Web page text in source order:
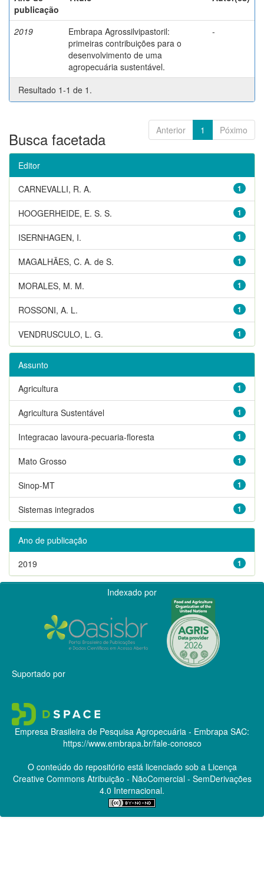
publicação
2019
Embrapa Agrossilvipastoril:
primeiras contribuições para o
desenvolvimento de uma
agropecuária sustentável.
-
Resultado 1-1 de 1.
Anterior 1 Póximo
Busca facetada
Editor
1
CARNEVALLI, R. A.
1
HOOGERHEIDE, E. S. S.
1
ISERNHAGEN, I.
1
MAGALHÃES, C. A. de S.
1
MORALES, M. M.
1
ROSSONI, A. L.
1
VENDRUSCULO, L. G.
Assunto
1
Agricultura
1
Agricultura Sustentável
1
Integracao lavoura-pecuaria-floresta
1
Mato Grosso
1
Sinop-MT
1
Sistemas integrados
Ano de publicação
1
2019
Indexado por
Suportado por
Empresa Brasileira de Pesquisa Agropecuária - Embrapa SAC:
https://www.embrapa.br/fale-conosco
O conteúdo do repositório está licenciado sob a Licença
Creative CommonsAtribuição - NãoComercial - SemDerivações
4.0 Internacional.